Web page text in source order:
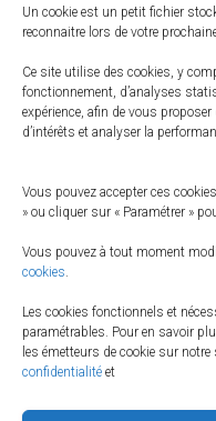
Un cookie est un petit fichier
reconnaitre lors de votre
Ce site utilise des cookies, y
fonctionnement, d’analyses
expérience, afin de vous
d’intérêts et analyser la
Vous pouvez accepter ces
» ou cliquer sur « Paramétrer »
Vous pouvez à tout moment
cookies
Les cookies fonctionnels et
paramétrables. Pour en savoir
les émetteurs de cookie sur
confidentialité et
BUSINESS
Markup: